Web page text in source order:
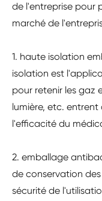
de l'entreprise pour
marché de
1. haute isolation
isolation est
pour retenir les gaz
lumière, etc.
l'efficacité du
2. emballage
de conservation
sécurité de